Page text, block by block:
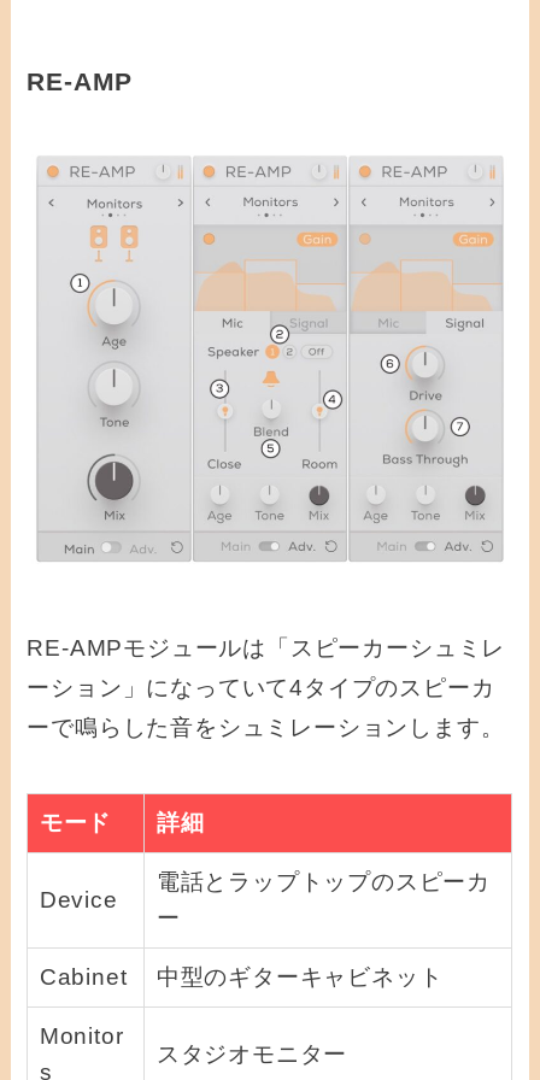
RE-AMP
RE-AMPモジュールは「スピーカーシュミレ
ーション」になっていて4タイプのスピーカ
ーで鳴らした音をシュミレーションします。
モード 詳細
Device
電話とラップトップのスピーカ
ー
Cabinet 中型のギターキャビネット
Monitor
s
スタジオモニター